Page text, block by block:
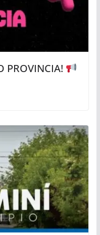
PROVINCIA!